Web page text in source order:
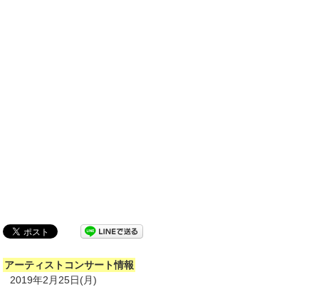
アーティストコンサート情報
2019年2月25日(月)